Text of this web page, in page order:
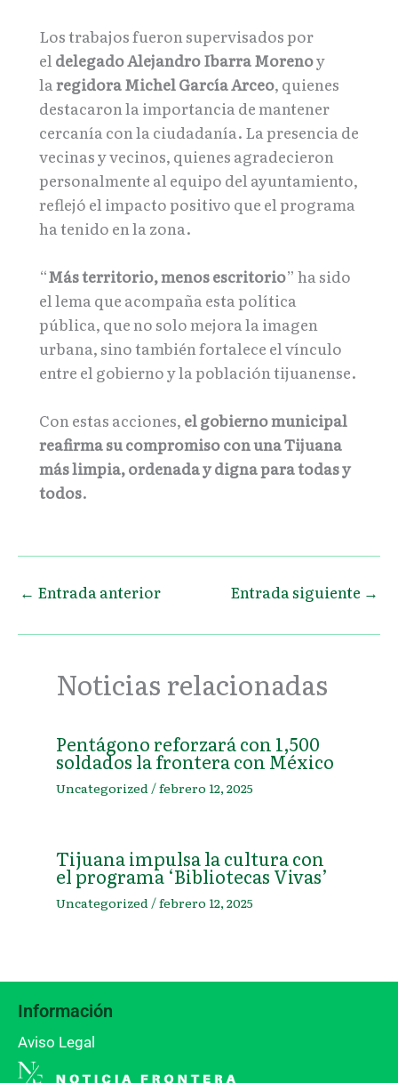
Los trabajos fueron supervisados por
el delegado Alejandro Ibarra Morenoy
la regidora Michel García Arceo, quienes
destacaron la importancia de mantener
cercanía con la ciudadanía. La presencia de
vecinas y vecinos, quienes agradecieron
personalmente al equipo del ayuntamiento,
reflejó el impacto positivo que el programa
ha tenido en la zona.
“Más territorio, menos escritorio” ha sido
el lema que acompaña esta política
pública, que no solo mejora la imagen
urbana, sino también fortalece el vínculo
entre el gobierno y la población tijuanense.
Con estas acciones, el gobierno municipal
reafirma su compromiso con una Tijuana
más limpia, ordenada y digna para todas y
todos.
← Entrada anterior Entrada siguiente →
Noticias relacionadas
Pentágono reforzará con 1,500
soldados la frontera con México
Uncategorized /febrero 12, 2025
Tijuana impulsa la cultura con
el programa ‘Bibliotecas Vivas’
Uncategorized /febrero 12, 2025
Información
Aviso Legal